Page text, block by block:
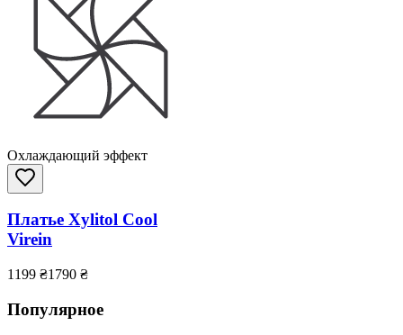
Охлаждающий эффект
Платье Xylitol Cool
Virein
1199 ₴1790 ₴
Популярное